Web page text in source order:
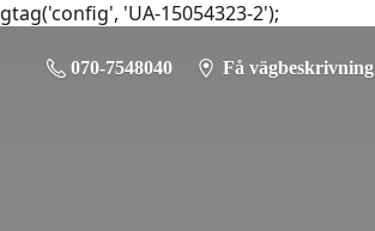
gtag('config', 'UA-15054323-2');
070-7548040 Få vägbeskrivning